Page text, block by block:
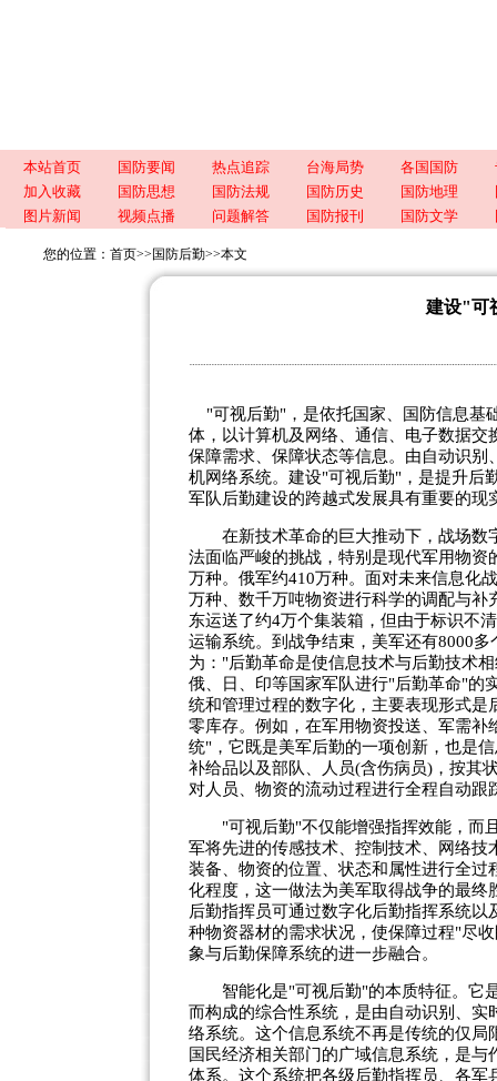
本站首页 国防要闻 热点追踪 台海局势 各国国防
加入收藏
国防思想 国防法规 国防历史 国防地理
图片新闻
视频点播 问题解答 国防报刊 国防文学
您的位置： 首页>> 国防后勤>>本文
建设"可
"可视后勤"，是依托国家、国防信息基
体，以计算机及网络、通信、电子数据
保障需求、保障状态等信息。由自动识
机网络系统。建设"可视后勤"，是提升后
军队后勤建设的跨越式发展具有重要的现
在新技术革命的巨大推动下，战场数
法面临严峻的挑战，特别是现代军用物
万种。俄军约410万种。面对未来信息化
万种、数千万吨物资进行科学的调配与
东运送了约4万个集装箱，但由于标识不
运输系统。到战争结束，美军还有8000
为："后勤革命是使信息技术与后勤技术
俄、日、印等国家军队进行"后勤革命"的
统和管理过程的数字化，主要表现形式
零库存。例如，在军用物资投送、军需
统"，它既是美军后勤的一项创新，也是
补给品以及部队、人员(含伤病员)，按其
对人员、物资的流动过程进行全程自动
"可视后勤"不仅能增强指挥效能，而且
军将先进的传感技术、控制技术、网络
装备、物资的位置、状态和属性进行全
化程度，这一做法为美军取得战争的最
后勤指挥员可通过数字化后勤指挥系统
种物资器材的需求状况，使保障过程"尽
象与后勤保障系统的进一步融合。
智能化是"可视后勤"的本质特征。它是
而构成的综合性系统，是由自动识别、
络系统。这个信息系统不再是传统的仅
国民经济相关部门的广域信息系统，是
体系。这个系统把各级后勤指挥员、各